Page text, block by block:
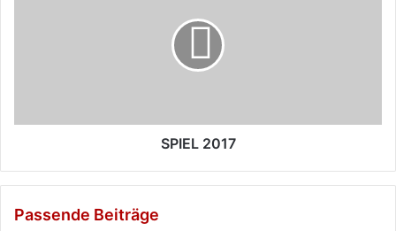
SPIEL 2017
Passende Beiträge